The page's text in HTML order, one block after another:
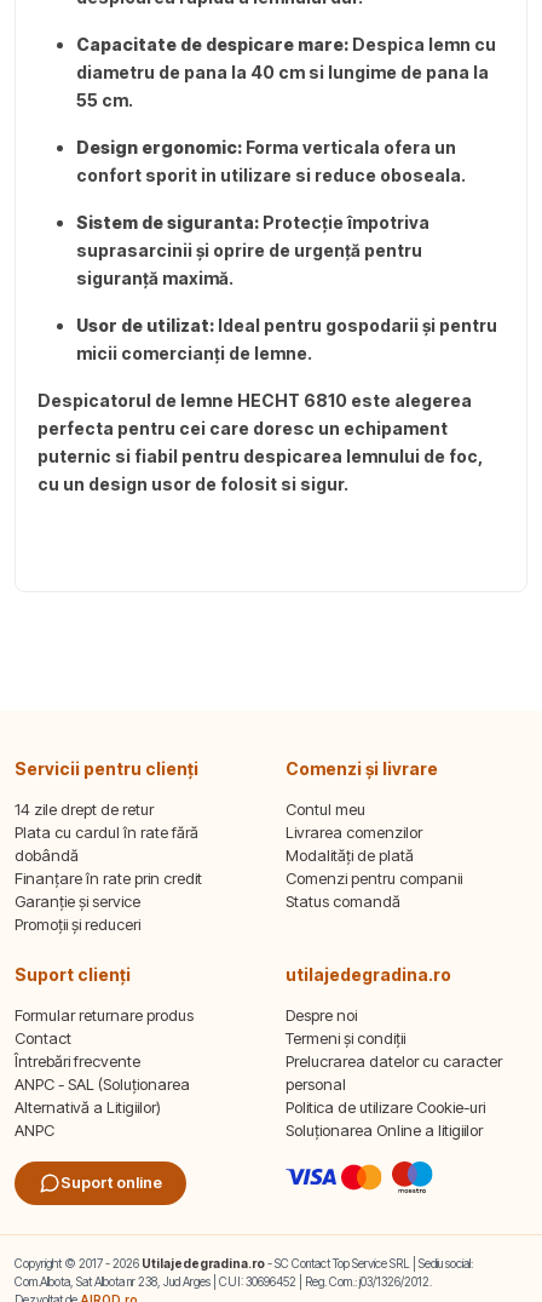
Capacitate de despicare mare: Despica lemn cu
diametru de pana la 40 cm si lungime de pana la
55 cm.
Design ergonomic: Forma verticala ofera un
confort sporit in utilizare si reduce oboseala.
Sistem de siguranta: Protecție împotriva
suprasarcinii și oprire de urgență pentru
siguranță maximă.
Usor de utilizat: Ideal pentru gospodarii și pentru
micii comercianți de lemne.
Despicatorul de lemne HECHT 6810 este alegerea
perfecta pentru cei care doresc un echipament
puternic si fiabil pentru despicarea lemnului de foc,
cu un design usor de folosit si sigur.
Servicii pentru clienți
14 zile drept de retur
Plata cu cardul în rate fără
dobândă
Finanțare în rate prin credit
Garanție și service
Promoții și reduceri
Comenzi și livrare
Contul meu
Livrarea comenzilor
Modalități de plată
Comenzi pentru companii
Status comandă
Suport clienți
Formular returnare produs
Contact
Întrebări frecvente
ANPC - SAL (Soluționarea
Alternativă a Litigiilor)
ANPC
Suport online
utilajedegradina.ro
Despre noi
Termeni și condiții
Prelucrarea datelor cu caracter
personal
Politica de utilizare Cookie-uri
Soluționarea Online a litigiilor
Copyright © 2017 - 2026 Utilajedegradina.ro- SC Contact Top Service SRL | Sediu social:
Com.Albota, Sat Albota nr 238, Jud Arges | CUI: 30696452 | Reg. Com.: j03/1326/2012.